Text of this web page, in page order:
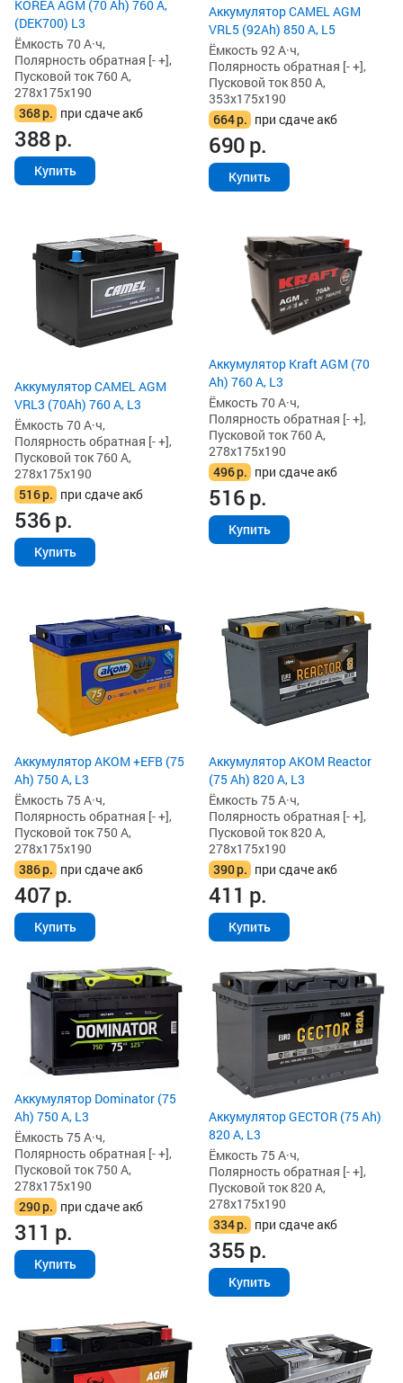
KOREA AGM (70 Ah) 760 А,
(DEK700) L3
Ёмкость 70 А·ч,
Полярность обратная [- +],
Пусковой ток 760 А,
278x175x190
368р. при сдаче акб
388р.
Купить
Аккумулятор CAMEL AGM
VRL5 (92Ah) 850 А, L5
Ёмкость 92 А·ч,
Полярность обратная [- +],
Пусковой ток 850 А,
353x175x190
664р. при сдаче акб
690р.
Купить
Аккумулятор CAMEL AGM
VRL3 (70Ah) 760 А, L3
Ёмкость 70 А·ч,
Полярность обратная [- +],
Пусковой ток 760 А,
278x175x190
516р. при сдаче акб
536р.
Купить
Аккумулятор Kraft AGM (70
Ah) 760 А, L3
Ёмкость 70 А·ч,
Полярность обратная [- +],
Пусковой ток 760 А,
278x175x190
496р. при сдаче акб
516р.
Купить
Аккумулятор AKOM +EFB (75
Ah) 750 А, L3
Ёмкость 75 А·ч,
Полярность обратная [- +],
Пусковой ток 750 А,
278x175x190
386р. при сдаче акб
407р.
Купить
Аккумулятор AKOM Reactor
(75 Ah) 820 А, L3
Ёмкость 75 А·ч,
Полярность обратная [- +],
Пусковой ток 820 А,
278x175x190
390р. при сдаче акб
411 р.
Купить
Аккумулятор Dominator (75
Ah) 750 А, L3
Ёмкость 75 А·ч,
Полярность обратная [- +],
Пусковой ток 750 А,
278x175x190
290р. при сдаче акб
311 р.
Купить
Аккумулятор GECTOR (75 Ah)
820 А, L3
Ёмкость 75 А·ч,
Полярность обратная [- +],
Пусковой ток 820 А,
278x175x190
334р. при сдаче акб
355р.
Купить